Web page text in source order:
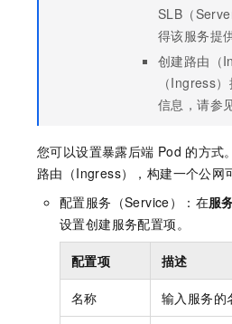
SLB（
得该服务提
创建路由（
（Ingress
信息，请参
您可以设置暴露后端 Pod 的方式
路由（Ingress），构建一个公网
配置服务（Service）：在服
设置创建服务配置项。
配置项 描述
名称 输入服务的